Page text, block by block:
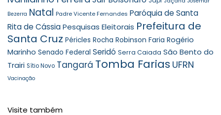
Bezerra Natal Padre Vicente Fernandes Paróquia de Santa
Rita de CássiaPesquisas Eleitorais Prefeitura de
Santa Cruz Péricles Rocha Robinson Faria Rogério
Marinho Senado Federal Seridó Serra Caiada São Bento do
Trairi Sítio Novo Tangará Tomba Farias UFRN
Vacinação
Visite também